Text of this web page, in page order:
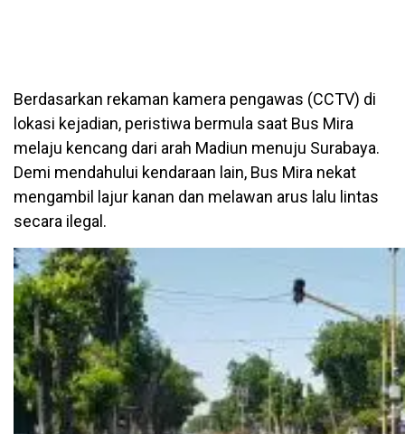
Berdasarkan rekaman kamera pengawas (CCTV) di
lokasi kejadian, peristiwa bermula saat Bus Mira
melaju kencang dari arah Madiun menuju Surabaya.
Demi mendahului kendaraan lain, Bus Mira nekat
mengambil lajur kanan dan melawan arus lalu lintas
secara ilegal.